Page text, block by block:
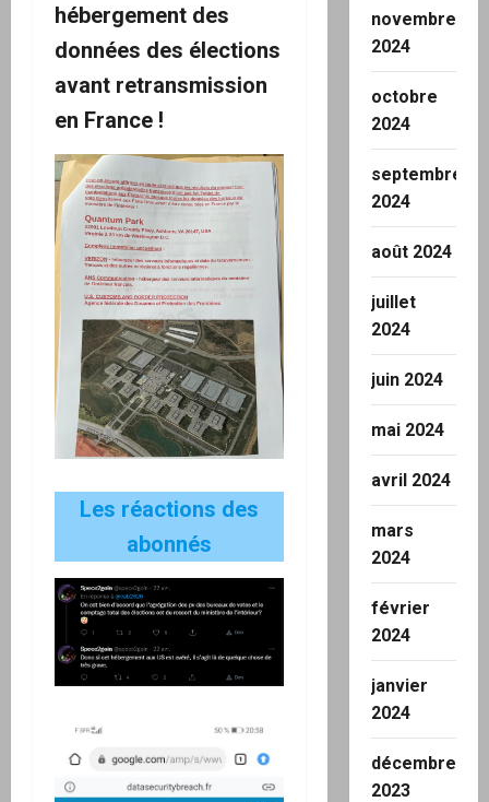
hébergement des
données des élections
avant retransmission
en France !
Les réactions des
abonnés
novembre
2024
octobre
2024
septembre
2024
août 2024
juillet
2024
juin 2024
mai 2024
avril 2024
mars
2024
février
2024
janvier
2024
décembre
2023